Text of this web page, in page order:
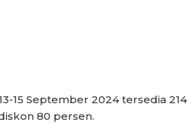
15 September 2024 tersedia 214
80 persen.